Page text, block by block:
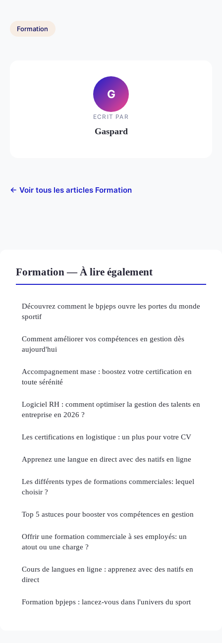
Formation
G
ECRIT PAR
Gaspard
← Voir tous les articles Formation
Formation — À lire également
Découvrez comment le bpjeps ouvre les portes du monde
sportif
Comment améliorer vos compétences en gestion dès
aujourd'hui
Accompagnement mase : boostez votre certification en
toute sérénité
Logiciel RH : comment optimiser la gestion des talents en
entreprise en 2026 ?
Les certifications en logistique : un plus pour votre CV
Apprenez une langue en direct avec des natifs en ligne
Les différents types de formations commerciales: lequel
choisir ?
Top 5 astuces pour booster vos compétences en gestion
Offrir une formation commerciale à ses employés: un
atout ou une charge ?
Cours de langues en ligne : apprenez avec des natifs en
direct
Formation bpjeps : lancez-vous dans l'univers du sport